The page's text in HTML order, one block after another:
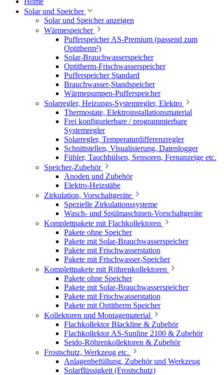
Solar und Speicher
Solar und Speicher anzeigen
Wärmespeicher
Pufferspeicher AS-Premium (passend zum
Optitherm²)
Solar-Brauchwasserspeicher
Optitherm-Frischwasserspeicher
Pufferspeicher Standard
Brauchwasser-Standspeicher
Wärmepumpen-Pufferspeicher
Solarregler, Heizungs-Systemregler, Elektro
Thermostate, Elektroinstallationsmaterial
Frei konfigurierbare / programmierbare
Systemregler
Solarregler, Temperaturdifferenzregler
Schnittstellen, Visualisierung, Datenlogger
Fühler, Tauchhülsen, Sensoren, Fernanzeige etc.
Speicher-Zubehör
Anoden und Zubehör
Elektro-Heizstäbe
Zirkulation, Vorschaltgeräte
Spezielle Zirkulationssysteme
Wasch- und Spülmaschinen-Vorschaltgeräte
Komplettpakete mit Flachkollektoren
Pakete ohne Speicher
Pakete mit Solar-Brauchwasserspeicher
Pakete mit Frischwasserstation
Pakete mit Frischwasser-Speicher
Komplettpakete mit Röhrenkollektoren
Pakete ohne Speicher
Pakete mit Solar-Brauchwasserspeicher
Pakete mit Frischwasserstation
Pakete mit Optitherm Speicher
Kollektoren und Montagematerial
Flachkollektor Blackline & Zubehör
Flachkollektor AS-Sunline 2100 & Zubehör
Seido-Röhrenkollektoren & Zubehör
Frostschutz, Werkzeug etc.
Anlagenbefüllung, Zubehör und Werkzeug
Solarflüssigkeit (Frostschutz)